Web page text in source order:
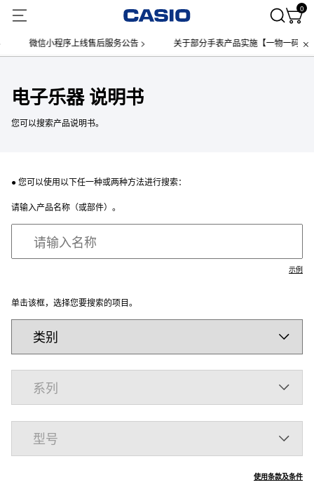
0
微信小程序上线售后服务公告 > 关于部分手表产品实施【一物一码】
电子乐器 说明书
您可以搜索产品说明书。
● 您可以使用以下任一种或两种方法进行搜索：
请输入产品名称（或部件）。
示例
单击该框，选择您要搜索的项目。
使用条款及条件